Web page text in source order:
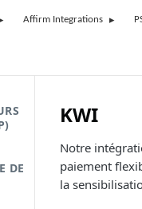
Affirm Integrations
DE
KWI
Notre
paiement
la